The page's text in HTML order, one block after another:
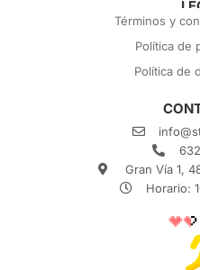
Términos y
Política de
Política de
Gran Vía 1,
Horario: